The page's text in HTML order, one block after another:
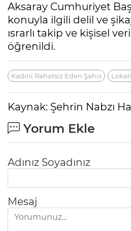
Aksaray Cumhuriyet
konuyla ilgili delil ve
ısrarlı takip ve kişisel
öğrenildi.
Kadini Rahatsiz Eden Şahis
Kaynak: Şehrin Nabzı
Yorum Ekle
Adınız Soyadınız
Mesaj